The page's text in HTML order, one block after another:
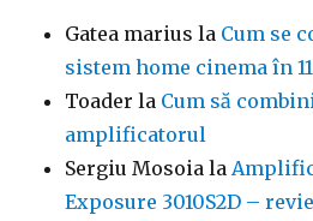
Gatea marius la Cum se
sistem home cinema în
Toader la Cum să
amplificatorul
Sergiu Mosoia la
Exposure 3010S2D –